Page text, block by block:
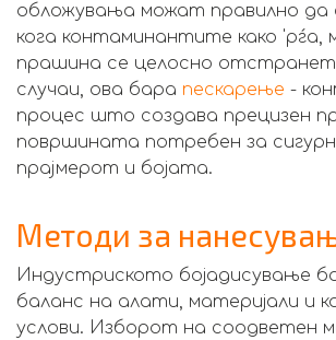
обложувања можат правилно да
кога контаминантите како 'рѓа,
прашина се целосно
случаи, ова бара пескарење -
процес што создава прецизен
површината потребен за
прајмерот и бојата.
Методи за
Индустриското бојадисување
баланс на алати, материјали и
услови. Изборот на соодветен